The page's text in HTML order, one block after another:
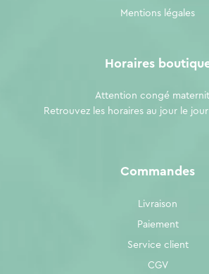
Commandes
Livraison
Paiement
Service client
CGV
Mentions légales
Horaires
Attention congé
Retrouvez les horaires au jour le